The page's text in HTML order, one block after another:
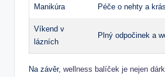
Manikúra Péče o nehty a
Víkend v
lázních
Plný odpočinek a
Na závěr, wellness balíček je nejen